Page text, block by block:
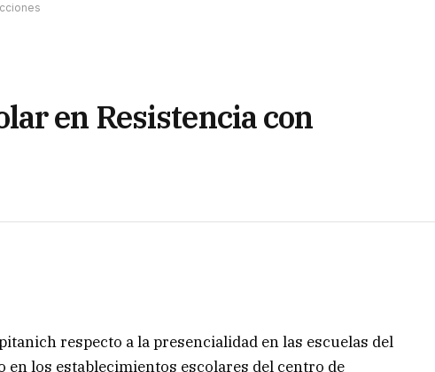
en Resistencia con
respecto a la presencialidad en las escuelas del
en los establecimientos escolares del centro de